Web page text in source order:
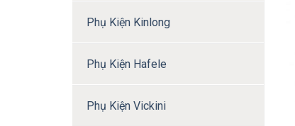
Phụ Kiện Kinlong
Phụ Kiện Hafele
Phụ Kiện Vickini